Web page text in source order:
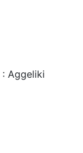
: Aggeliki